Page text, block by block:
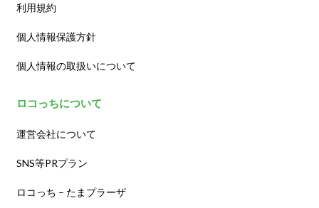
利用規約
個人情報保護方針
個人情報の取扱いについて
ロコっちについて
運営会社について
SNS等PRプラン
ロコっち – たまプラーザ